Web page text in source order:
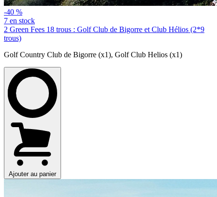
-40 %
7 en stock
2 Green Fees 18 trous : Golf Club de Bigorre et Club Hélios (2*9
trous)
Golf Country Club de Bigorre (x1), Golf Club Helios (x1)
Ajouter au panier